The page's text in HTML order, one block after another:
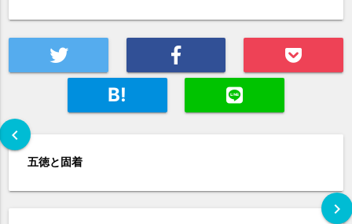
B!
chevron_left
五徳と固着
chevron_right